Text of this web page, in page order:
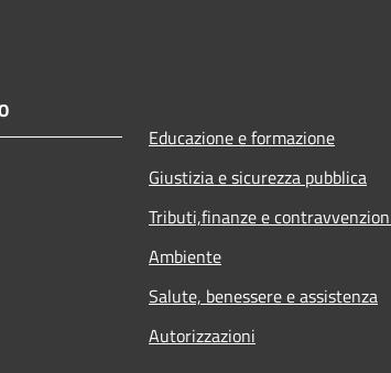
Educazione e formazione
Giustizia e sicurezza pubblica
Tributi,finanze e
Ambiente
Salute, benessere e assistenza
Autorizzazioni